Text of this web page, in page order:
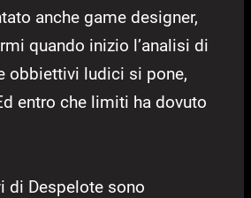
anche game designer,
quando inizio l’analisi di
obbiettivi ludici si pone,
entro che limiti ha dovuto
di Despelote sono